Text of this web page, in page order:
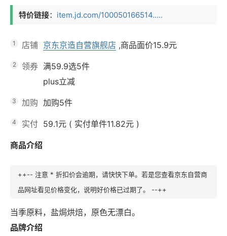
特价链接： item.jd.com/100050166514.....
1 店铺 京东京造自营旗舰店 ,商品面价15.9元
2 领券 满59.9选5件
plus立减
3 加购 加购5件
4 实付 59.1元 ( 实付单件11.82元 )
商品介绍
++-- 注意 * 折扣价会逾期，请快快下单。若是您查看京东自营商
品网址看见价格变化，说明好价格已过期了。 --++
当季原料，盐焗烘焙，原色无漂白。
品牌介绍